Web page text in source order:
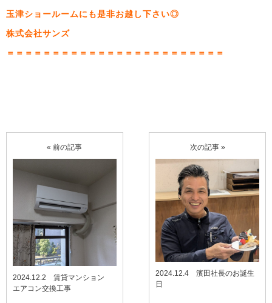
玉津ショールームにも是非お越し下さい◎
株式会社サンズ
＝＝＝＝＝＝＝＝＝＝＝＝＝＝＝＝＝＝＝＝＝＝＝＝
« 前の記事
2024.12.2 賃貸マンション
エアコン交換工事
次の記事 »
2024.12.4 濱田社長のお誕生
日